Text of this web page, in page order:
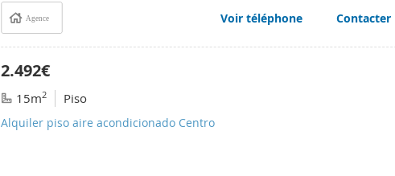
Agence Voir téléphone Contacter
2.492€
15m2 Piso
Alquiler piso aire acondicionado Centro